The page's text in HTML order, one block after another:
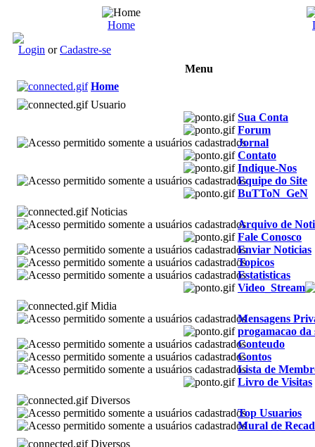
Home
Login orCadastre-se
Menu
Home
Usuario
Sua Conta
Forum
Jornal
Contato
Indique-Nos
Equipe do Site
BuTToN_GeN
Noticias
Arquivo de
Fale Conosco
Enviar Noticias
Topicos
Estatisticas
Video_Stream
Midia
Mensagens
progamacao da
Conteudo
Contos
Lista de
Livro de Visitas
Diversos
Top Usuarios
Mural de
Diversos